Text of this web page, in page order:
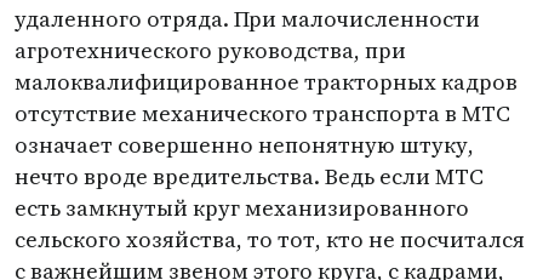
удаленного отряда. При малочисленности
агротехнического руководства, при
малоквалифицированное тракторных кадров
отсутствие механического транспорта в МТС
означает совершенно непонятную штуку,
нечто вроде вредительства. Ведь если МТС
есть замкнутый круг механизированного
сельского хозяйства, то тот, кто не посчитался
с важнейшим звеном этого круга, с кадрами,